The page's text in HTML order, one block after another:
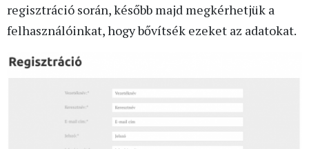
regisztráció során, később majd megkérhetjük a
felhasználóinkat, hogy bővítsék ezeket az adatokat.